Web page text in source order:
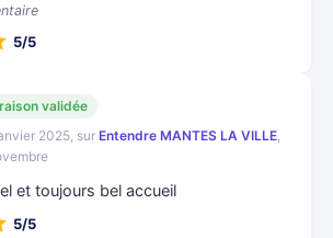
5/5
validée
2025, sur Entendre MANTES LA VILLE,
et toujours bel accueil
5/5